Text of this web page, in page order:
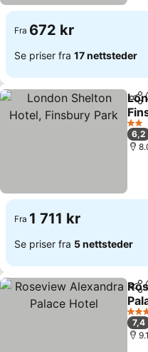
Fra 672 kr
Se priser fra 17 nettsteder
Del
2
6,2
Fra 1 711 kr
Se priser fra 5 nettsteder
Del
3
7,4